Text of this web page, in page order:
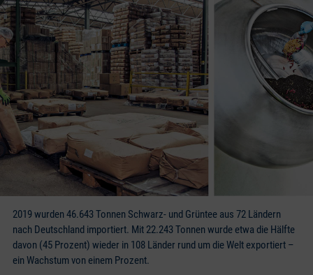
2019 wurden 46.643 Tonnen Schwarz- und Grüntee aus 72 Ländern
nach Deutschland importiert. Mit 22.243 Tonnen wurde etwa die Hälfte
davon (45 Prozent) wieder in 108 Länder rund um die Welt exportiert –
ein Wachstum von einem Prozent.